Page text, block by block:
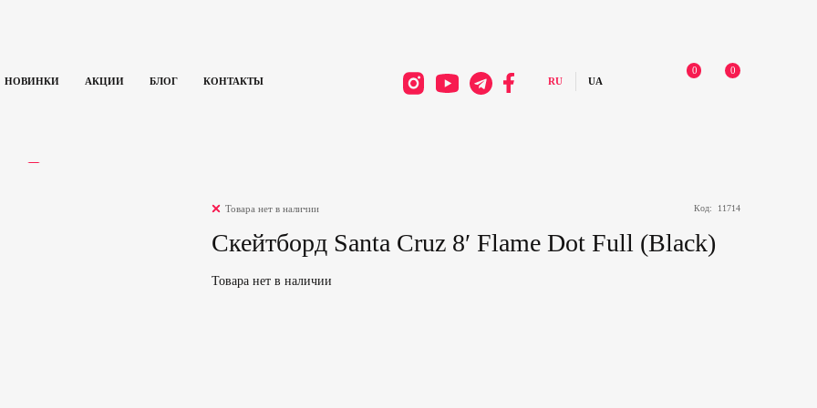
НОВИНКИ АКЦИИ БЛОГ КОНТАКТЫ
0 0
Товара нет в наличии Код: 11714
Скейтборд Santa Cruz 8′ Flame Dot Full (Black)
Товара нет в наличии